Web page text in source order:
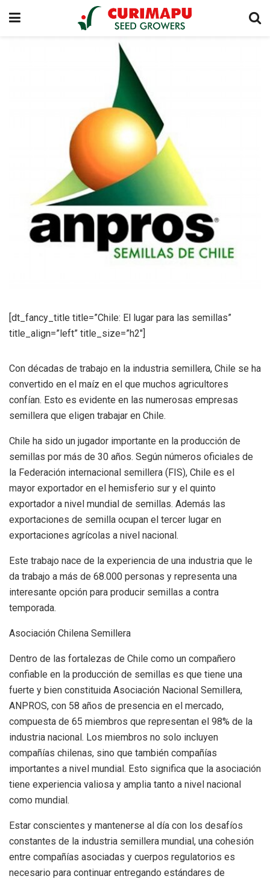
[dt_fancy_title title=”Chile: El lugar para las semillas”
title_align=”left” title_size=”h2″]
Con décadas de trabajo en la industria semillera, Chile se ha
convertido en el maíz en el que muchos agricultores
confían. Esto es evidente en las numerosas empresas
semillera que eligen trabajar en Chile.
Chile ha sido un jugador importante en la producción de
semillas por más de 30 años. Según números oficiales de
la Federación internacional semillera (FIS), Chile es el
mayor exportador en el hemisferio sur y el quinto
exportador a nivel mundial de semillas. Además las
exportaciones de semilla ocupan el tercer lugar en
exportaciones agrícolas a nivel nacional.
Este trabajo nace de la experiencia de una industria que le
da trabajo a más de 68.000 personas y representa una
interesante opción para producir semillas a contra
temporada.
Asociación Chilena Semillera
Dentro de las fortalezas de Chile como un compañero
confiable en la producción de semillas es que tiene una
fuerte y bien constituida Asociación Nacional Semillera,
ANPROS, con 58 años de presencia en el mercado,
compuesta de 65 miembros que representan el 98% de la
industria nacional. Los miembros no solo incluyen
compañías chilenas, sino que también compañías
importantes a nivel mundial. Esto significa que la asociación
tiene experiencia valiosa y amplia tanto a nivel nacional
como mundial.
Estar conscientes y mantenerse al día con los desafíos
constantes de la industria semillera mundial, una cohesión
entre compañías asociadas y cuerpos regulatorios es
necesario para continuar entregando estándares de